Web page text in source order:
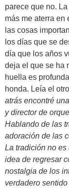
parece que no.
más me aterra en
las cosas
los días que se
día que los años
deja el que se ha
huella es
honda. Leía el
atrás encontré
y director de
Hablando de las
adoración de las
La tradición no es
idea de regresar
nostalgia de los
verdadero